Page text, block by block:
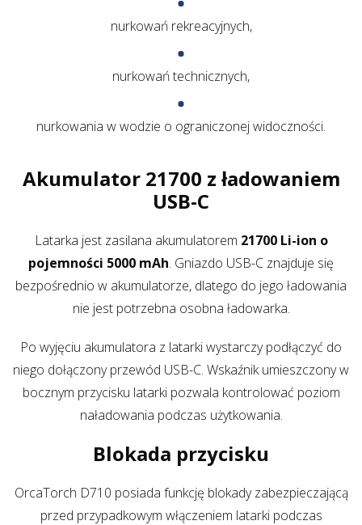
nurkowań rekreacyjnych,
nurkowań technicznych,
nurkowania w wodzie o ograniczonej widoczności.
Akumulator 21700 z ładowaniem
USB-C
Latarka jest zasilana akumulatorem 21700 Li-ion o
pojemności 5000 mAh. Gniazdo USB-C znajduje się
bezpośrednio w akumulatorze, dlatego do jego ładowania
nie jest potrzebna osobna ładowarka.
Po wyjęciu akumulatora z latarki wystarczy podłączyć do
niego dołączony przewód USB-C. Wskaźnik umieszczony w
bocznym przycisku latarki pozwala kontrolować poziom
naładowania podczas użytkowania.
Blokada przycisku
OrcaTorch D710 posiada funkcję blokady zabezpieczającą
przed przypadkowym włączeniem latarki podczas